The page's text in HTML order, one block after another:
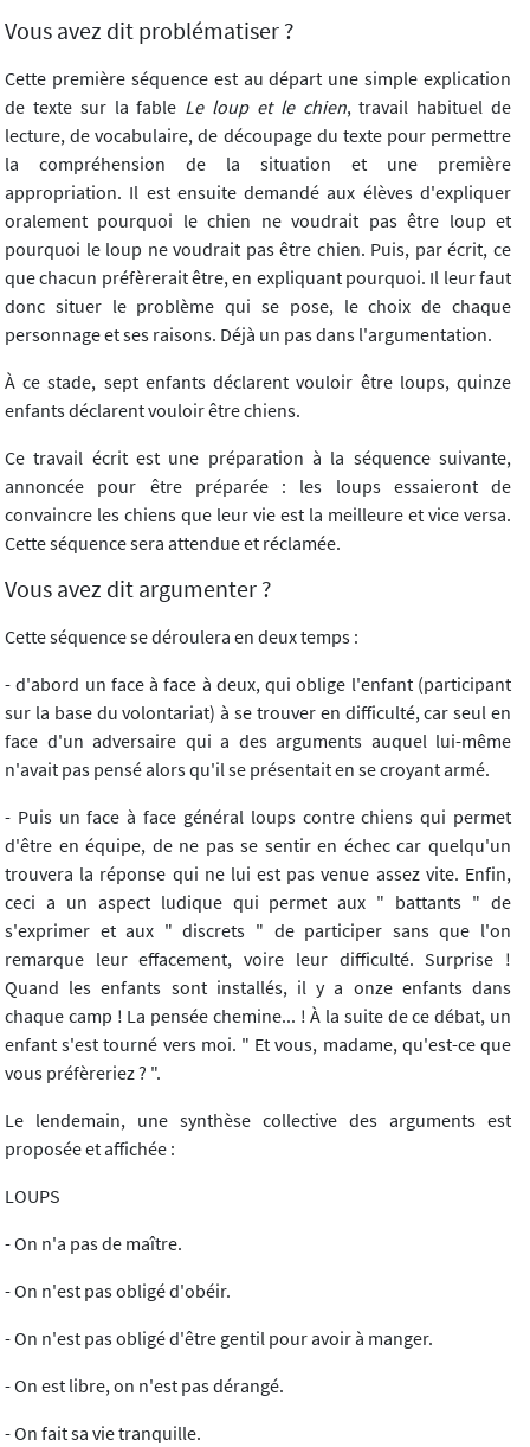
Vous avez dit problématiser ?
Cette première séquence est au départ une simple explication
de texte sur la fable Le loup et le chien, travail habituel de
lecture, de vocabulaire, de découpage du texte pour permettre
la compréhension de la situation et une première
appropriation. Il est ensuite demandé aux élèves d'expliquer
oralement pourquoi le chien ne voudrait pas être loup et
pourquoi le loup ne voudrait pas être chien. Puis, par écrit, ce
que chacun préfèrerait être, en expliquant pourquoi. Il leur faut
donc situer le problème qui se pose, le choix de chaque
personnage et ses raisons. Déjà un pas dans l'argumentation.
À ce stade, sept enfants déclarent vouloir être loups, quinze
enfants déclarent vouloir être chiens.
Ce travail écrit est une préparation à la séquence suivante,
annoncée pour être préparée : les loups essaieront de
convaincre les chiens que leur vie est la meilleure et vice versa.
Cette séquence sera attendue et réclamée.
Vous avez dit argumenter ?
Cette séquence se déroulera en deux temps :
- d'abord un face à face à deux, qui oblige l'enfant (participant
sur la base du volontariat) à se trouver en difficulté, car seul en
face d'un adversaire qui a des arguments auquel lui-même
n'avait pas pensé alors qu'il se présentait en se croyant armé.
- Puis un face à face général loups contre chiens qui permet
d'être en équipe, de ne pas se sentir en échec car quelqu'un
trouvera la réponse qui ne lui est pas venue assez vite. Enfin,
ceci a un aspect ludique qui permet aux " battants " de
s'exprimer et aux " discrets " de participer sans que l'on
remarque leur effacement, voire leur difficulté. Surprise !
Quand les enfants sont installés, il y a onze enfants dans
chaque camp ! La pensée chemine... ! À la suite de ce débat, un
enfant s'est tourné vers moi. " Et vous, madame, qu'est-ce que
vous préfèreriez ? ".
Le lendemain, une synthèse collective des arguments est
proposée et affichée :
LOUPS
- On n'a pas de maître.
- On n'est pas obligé d'obéir.
- On n'est pas obligé d'être gentil pour avoir à manger.
- On est libre, on n'est pas dérangé.
- On fait sa vie tranquille.